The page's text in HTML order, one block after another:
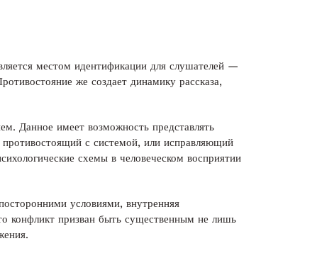
местом идентификации для слушателей —
же создает динамику рассказа,
Данное имеет возможность представлять
с системой, или исправляющий
схемы в человеческом восприятии
условиями, внутренняя
конфликт призван быть существенным не лишь